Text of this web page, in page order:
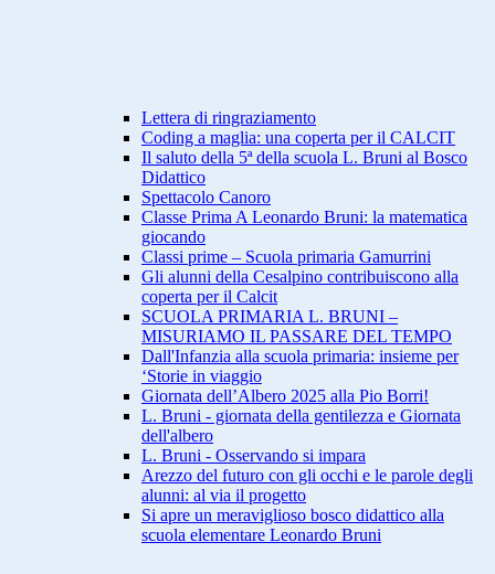
Lettera di ringraziamento
Coding a maglia: una coperta per il CALCIT
Il saluto della 5ª della scuola L. Bruni al Bosco
Didattico
Spettacolo Canoro
Classe Prima A Leonardo Bruni: la matematica
giocando
Classi prime – Scuola primaria Gamurrini
Gli alunni della Cesalpino contribuiscono alla
coperta per il Calcit
SCUOLA PRIMARIA L. BRUNI –
MISURIAMO IL PASSARE DEL TEMPO
Dall'Infanzia alla scuola primaria: insieme per
‘Storie in viaggio
Giornata dell’Albero 2025 alla Pio Borri!
L. Bruni - giornata della gentilezza e Giornata
dell'albero
L. Bruni - Osservando si impara
Arezzo del futuro con gli occhi e le parole degli
alunni: al via il progetto
Si apre un meraviglioso bosco didattico alla
scuola elementare Leonardo Bruni